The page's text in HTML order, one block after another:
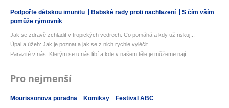
Podpořte dětskou imunitu Babské rady proti nachlazení
S čím vším
pomůže rýmovník
Jak se zdravě zchladit v tropických vedrech: Co pomáhá a kdy už riskuj...
Úpal a úžeh: Jak je poznat a jak se z nich rychle vyléčit
Parazité v nás: Kterým se u nás líbí a kde v našem těle je můžeme nají...
Pro nejmenší
Mourissonova poradna Komiksy Festival ABC